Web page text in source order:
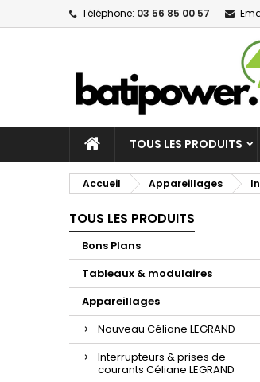
Téléphone: 03 56 85 00 57
TOUS LES PRODUITS
Accueil Appareillages
TOUS LES PRODUITS
Bons Plans
Tableaux & modulaires
Appareillages
Nouveau Céliane LEGRAND
Interrupteurs & prises de
courants Céliane LEGRAND